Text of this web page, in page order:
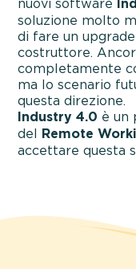
nuovi software
soluzione molto
di fare un
costruttore.
completamente
ma lo scenario
questa direzione.
Industry 4.0 è un
del Remote
accettare questa